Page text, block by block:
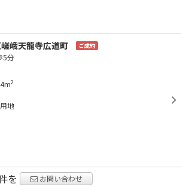
峨天龍寺広道町 ご成約
5分
2
地
を お問い合わせ